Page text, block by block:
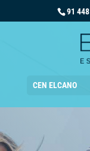
91
CEN ELCANO